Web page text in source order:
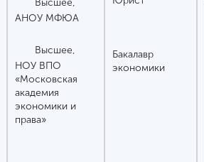
Высшее,
АНОУ МФЮА
Высшее,
НОУ ВПО
«Московская
академия
экономики и
права»
Бакалавр
экономики